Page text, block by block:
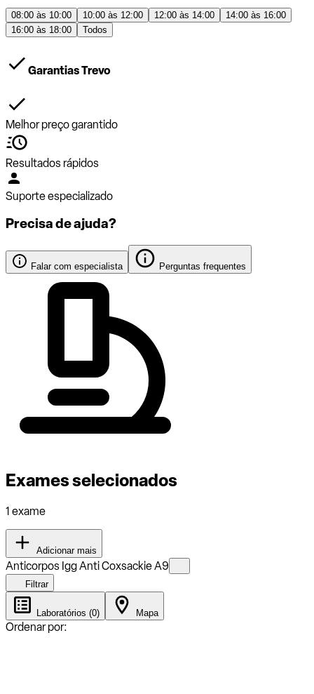
08:00 às 10:00 10:00 às 12:00 12:00 às 14:00
14:00 às 16:00
16:00 às 18:00
Todos
Garantias Trevo
Melhor preço garantido
Resultados rápidos
Suporte especializado
Precisa de ajuda?
Falar com especialista Perguntas frequentes
Exames selecionados
1 exame
Adicionar mais
Anticorpos Igg Anti Coxsackie A9
Filtrar
Laboratórios (0) Mapa
Ordenar por: